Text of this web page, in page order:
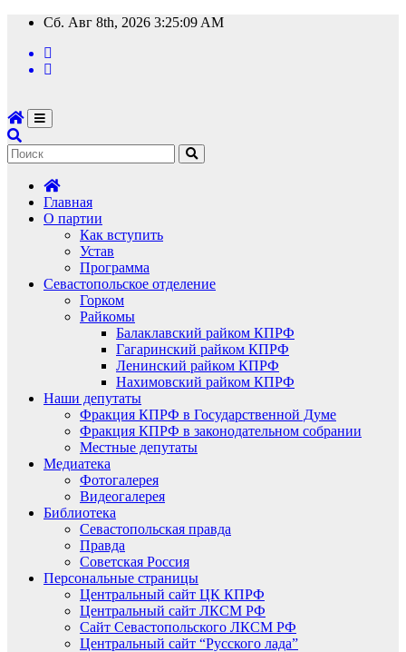
Перейти
содержимому
Сб. Авг 8th, 2026 3:25:10 AM
Главная
О партии
Как вступить
Устав
Программа
Севастопольское отделение
Горком
Райкомы
Балаклавский райком КПРФ
Гагаринский райком КПРФ
Ленинский райком КПРФ
Нахимовский райком КПРФ
Наши депутаты
Фракция КПРФ в Государственной Думе
Фракция КПРФ в законодательном собрании
Местные депутаты
Медиатека
Фотогалерея
Видеогалерея
Библиотека
Севастопольская правда
Правда
Советская Россия
Персональные страницы
Центральный сайт ЦК КПРФ
Центральный сайт ЛКСМ РФ
Сайт Севастопольского ЛКСМ РФ
Центральный сайт “Русского лада”